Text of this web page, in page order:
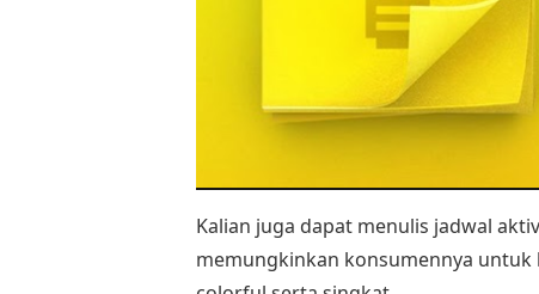
Kalian juga dapat menulis jadwal
memungkinkan konsumennya